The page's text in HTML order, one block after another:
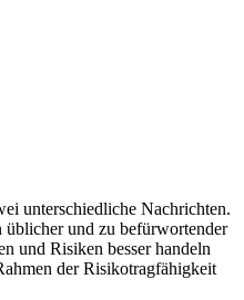
unterschiedliche Nachrichten.
und zu befürwortender
und Risiken besser handeln
der Risikotragfähigkeit